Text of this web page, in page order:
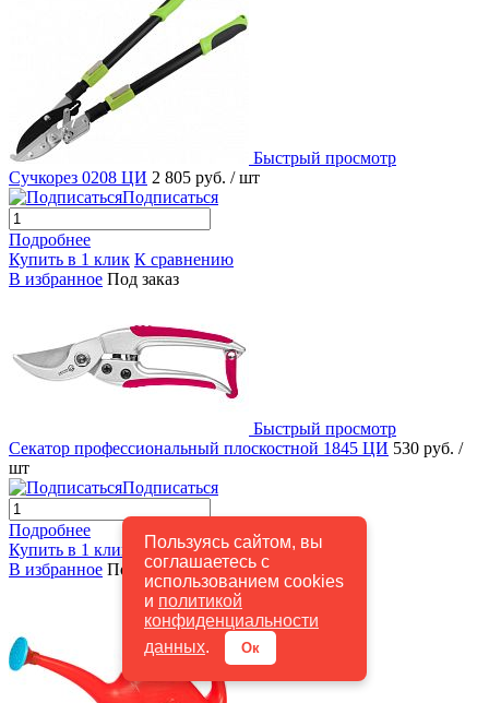
Пользуясь сайтом, вы
соглашаетесь с
использованием cookies
и политикой
конфиденциальности
данных. Ок
Быстрый просмотр
Сучкорез 0208 ЦИ 2 805 руб. / шт
Подписаться
Подробнее
Купить в 1 клик К сравнению
В избранное Под заказ
Быстрый просмотр
Секатор профессиональный плоскостной 1845 ЦИ 530 руб. /
шт
Подписаться
Подробнее
Купить в 1 клик
К сравнению
В избранное Под заказ